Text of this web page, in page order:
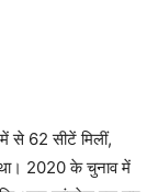
से 62 सीटें मिलीं,
था। 2020 के चुनाव में